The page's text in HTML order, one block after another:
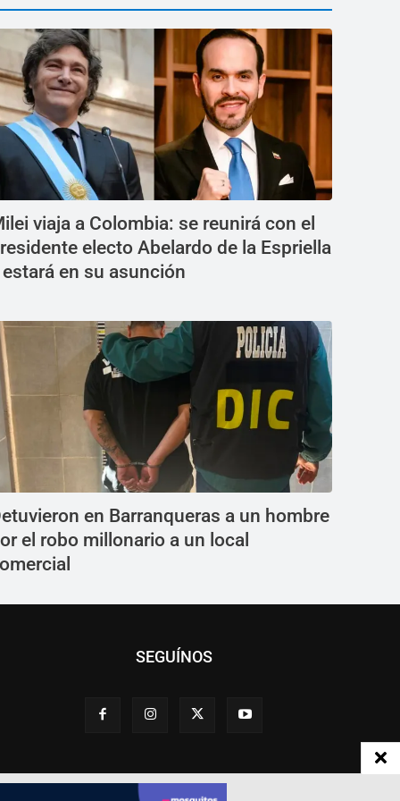
viaja a Colombia: se reunirá con el
electo Abelardo de la Espriella
en su asunción
en Barranqueras a un hombre
el robo millonario a un local
SEGUÍNOS